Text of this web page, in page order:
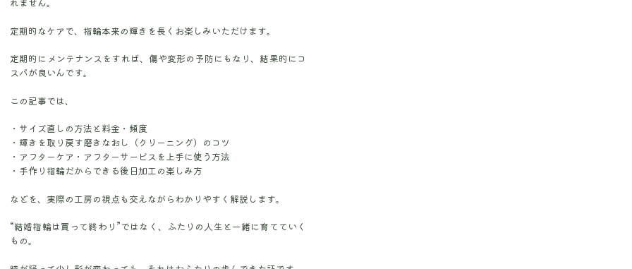
定期的なケアで、指輪本来の輝きを長くお楽しみいただけます。
定期的にメンテナンスをすれば、傷や変形の予防にもなり、結果的にコ
スパが良いんです。
この記事では、
サイズ直しの方法と料金・頻度
輝きを取り戻す磨きなおし（クリーニング）のコツ
アフターケア・アフターサービスを上手に使う方法
手作り指輪だからできる後日加工の楽しみ方
などを、実際の工房の視点も交えながらわかりやすく解説します。
“結婚指輪は買って終わり”ではなく、ふたりの人生と一緒に育てていく
もの。